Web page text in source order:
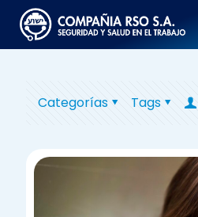
Categorías Tags